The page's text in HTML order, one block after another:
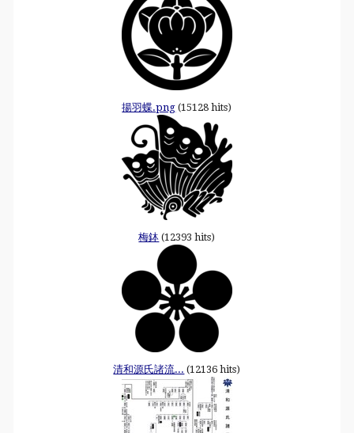
揚羽蝶.png (15128 hits)
梅鉢 (12393 hits)
清和源氏諸流... (12136 hits)